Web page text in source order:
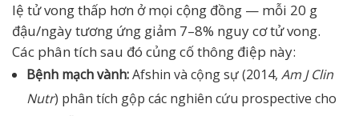
lệ tử vong thấp hơn ở mọi cộng đồng — mỗi 20 g
đậu/ngày tương ứng giảm 7–8% nguy cơ tử vong.
Các phân tích sau đó củng cố thông điệp này:
Bệnh mạch vành:Afshin và cộng sự (2014, Am J Clin
Nutr) phân tích gộp các nghiên cứu prospective cho